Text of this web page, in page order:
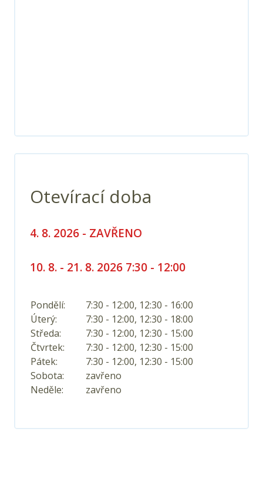
Otevírací doba
4. 8. 2026 - ZAVŘENO
10. 8. - 21. 8. 2026 7:30 - 12:00
Pondělí:
7:30 - 12:00, 12:30 - 16:00
Úterý:
7:30 - 12:00, 12:30 - 18:00
Středa:
7:30 - 12:00, 12:30 - 15:00
Čtvrtek:
7:30 - 12:00, 12:30 - 15:00
Pátek:
7:30 - 12:00, 12:30 - 15:00
Sobota:
zavřeno
Neděle:
zavřeno